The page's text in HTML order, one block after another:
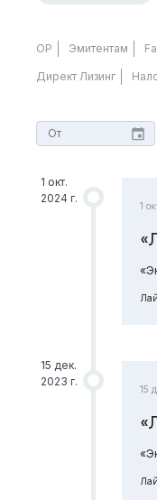
ОР Эмитентам
Директ Лизинг
1 окт.
2024 г.
1
15 дек.
2023 г.
15